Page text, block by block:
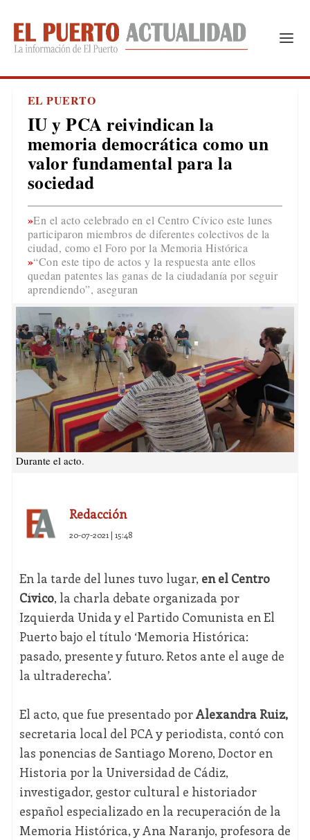
EL PUERTO
IU y PCA reivindican la
memoria democrática como un
valor fundamental para la
sociedad
En el acto celebrado en el Centro Cívico este lunes
participaron miembros de diferentes colectivos de la
ciudad, como el Foro por la Memoria Histórica
“Con este tipo de actos y la respuesta ante ellos
quedan patentes las ganas de la ciudadanía por seguir
aprendiendo”, aseguran
Durante el acto.
Redacción
20-07-2021 | 15:48
En la tarde del lunes tuvo lugar, en el Centro
Cívico, la charla debate organizada por
Izquierda Unida y el Partido Comunista en El
Puerto bajo el título ‘Memoria Histórica:
pasado, presente y futuro. Retos ante el auge de
la ultraderecha’.
El acto, que fue presentado porAlexandra Ruiz,
secretaria local del PCA y periodista, contó con
las ponencias de Santiago Moreno, Doctor en
Historia por la Universidad de Cádiz,
investigador, gestor cultural e historiador
español especializado en la recuperación de la
Memoria Histórica, y Ana Naranjo, profesora de